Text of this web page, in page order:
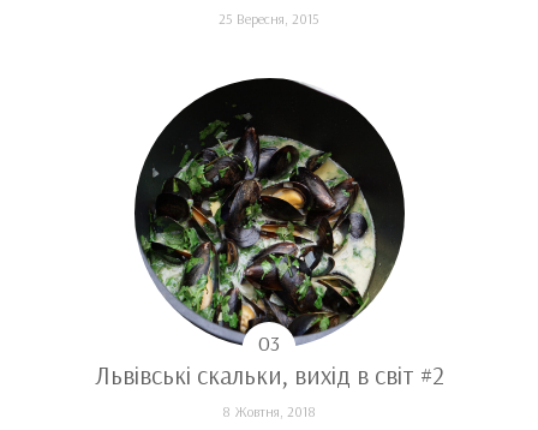
25 Вересня, 2015
Львівські скальки, вихід в світ #2
8 Жовтня, 2018